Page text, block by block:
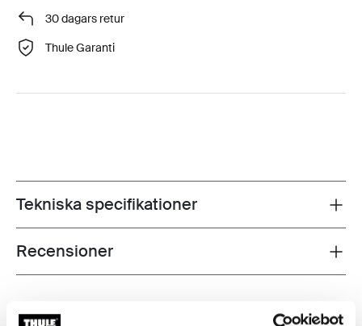
30 dagars retur
Thule Garanti
Toggle techspec
Tekniska specifikationer
Toggle overview
Recensioner
Testade till max